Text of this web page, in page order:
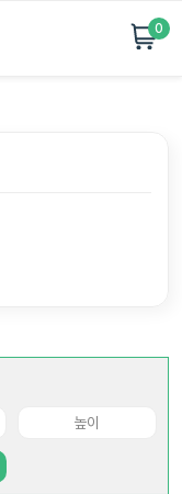
0